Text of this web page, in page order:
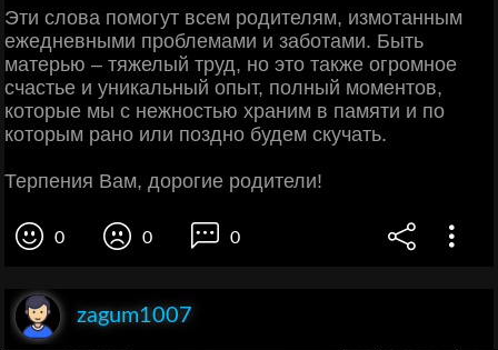
Эти слова помогут всем родителям, измотанным
ежедневными проблемами и заботами. Быть
матерью – тяжелый труд, но это также огромное
счастье и уникальный опыт, полный моментов,
которые мы с нежностью храним в памяти и по
которым рано или поздно будем скучать.
Терпения Вам, дорогие родители!
0 0 0
zagum1007